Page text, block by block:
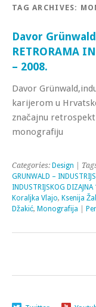
TAG ARCHIVES:
Davor
RETRORAMA
– 2008.
Davor
karijerom u
značajnu
monografiju
Categories: Design |
GRUNWALD –
INDUSTRIJSKOG
Koraljka Vlajo, Ksenija
Džakić, Monografija